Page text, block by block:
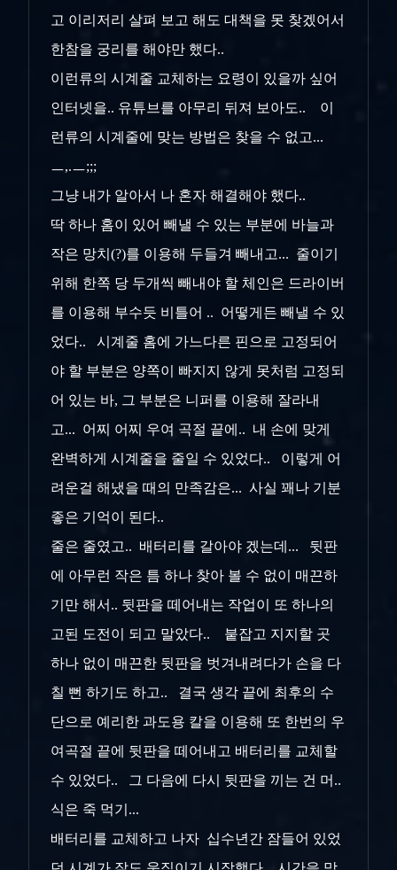
고 이리저리 살펴 보고 해도 대책을 못 찾겠어서
한참을 궁리를 해야만 했다..
이런류의 시계줄 교체하는 요령이 있을까 싶어
인터넷을.. 유튜브를 아무리 뒤져 보아도.. 이
런류의 시계줄에 맞는 방법은 찾을 수 없고...
ㅡ,.ㅡ;;;
그냥 내가 알아서 나 혼자 해결해야 했다..
딱 하나 홈이 있어 빼낼 수 있는 부분에 바늘과
작은 망치(?)를 이용해 두들겨 빼내고... 줄이기
위해 한쪽 당 두개씩 빼내야 할 체인은 드라이버
를 이용해 부수듯 비틀어 .. 어떻게든 빼낼 수 있
었다.. 시계줄 홈에 가느다른 핀으로 고정되어
야 할 부분은 양쪽이 빠지지 않게 못처럼 고정되
어 있는 바, 그 부분은 니퍼를 이용해 잘라내
고... 어찌 어찌 우여 곡절 끝에.. 내 손에 맞게
완벽하게 시계줄을 줄일 수 있었다.. 이렇게 어
려운걸 해냈을 때의 만족감은... 사실 꽤나 기분
좋은 기억이 된다..
줄은 줄였고.. 배터리를 갈아야 겠는데... 뒷판
에 아무런 작은 틈 하나 찾아 볼 수 없이 매끈하
기만 해서.. 뒷판을 떼어내는 작업이 또 하나의
고된 도전이 되고 말았다.. 붙잡고 지지할 곳
하나 없이 매끈한 뒷판을 벗겨내려다가 손을 다
칠 뻔 하기도 하고.. 결국 생각 끝에 최후의 수
단으로 예리한 과도용 칼을 이용해 또 한번의 우
여곡절 끝에 뒷판을 떼어내고 배터리를 교체할
수 있었다.. 그 다음에 다시 뒷판을 끼는 건 머..
식은 죽 먹기...
배터리를 교체하고 나자 십수년간 잠들어 있었